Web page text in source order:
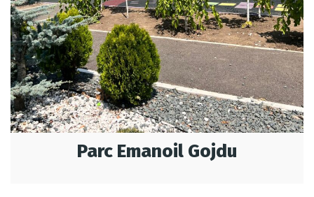
Parc Emanoil Gojdu